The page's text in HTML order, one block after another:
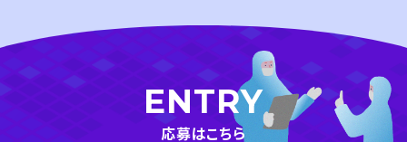
ENTRY
応募はこちら